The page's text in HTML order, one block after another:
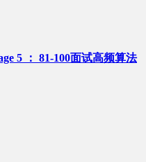
5 ： 81-100面试高频算法